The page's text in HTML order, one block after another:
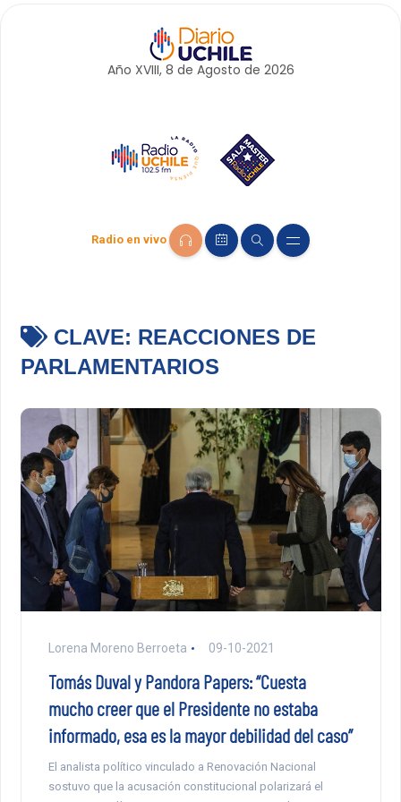
Año XVIII, 8 de Agosto de 2026
Radio en vivo
CLAVE: REACCIONES DE
PARLAMENTARIOS
Lorena Moreno Berroeta 09-10-2021
Tomás Duval y Pandora Papers: “Cuesta
mucho creer que el Presidente no estaba
informado, esa es la mayor debilidad del caso”
El analista político vinculado a Renovación Nacional
sostuvo que la acusación constitucional polarizará el